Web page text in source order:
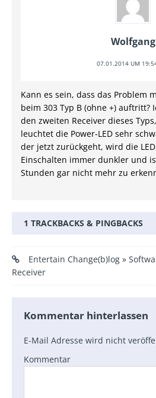
Wolfgang
07.01.2014 UM
Kann es sein, dass das Problem
beim 303 Typ B (ohne +) auftritt?
den zweiten Receiver dieses
leuchtet die Power-LED sehr
der jetzt zurückgeht, wird die
Einschalten immer dunkler und
Stunden gar nicht mehr zu
1 TRACKBACKS & PINGBACKS
Entertain Change(b)log »
Receiver
Kommentar hinterlassen
E-Mail Adresse wird nicht
Kommentar